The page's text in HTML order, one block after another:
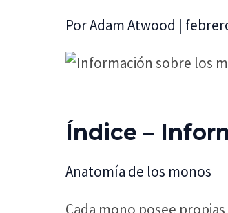
PorAdam Atwood |
Índice –
Anatomía de los monos
Cada mono posee